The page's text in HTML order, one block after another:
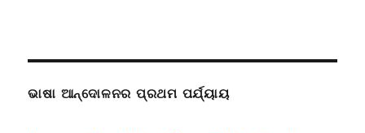
ଭାଷା ଆନ୍ଦୋଳନର ପ୍ରଥମ ପର୍ଯ୍ୟାୟ